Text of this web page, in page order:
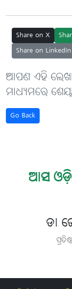
Share on X
Share on LinkedIn
ଆପଣ ଏହି
ମାଧ୍ୟମରେ
Go Back
ଆସ
ଡା